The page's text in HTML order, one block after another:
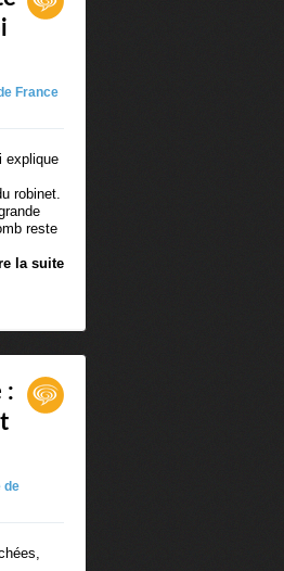
France
robinet.
reste
la suite
:
de